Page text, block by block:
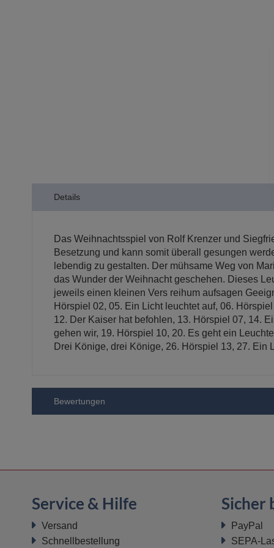
Details
Das Weihnachtsspiel von Rolf Krenzer und
Besetzung und kann somit überall gesungen
lebendig zu gestalten. Der mühsame Weg von
das Wunder der Weihnacht geschehen. Dieses
jeweils einen kleinen Vers reihum aufsagen
Hörspiel 02, 05. Ein Licht leuchtet auf, 06.
12. Der Kaiser hat befohlen, 13. Hörspiel 07, 14.
gehen wir, 19. Hörspiel 10, 20. Es geht ein
Drei Könige, drei Könige, 26. Hörspiel 13, 27. Ein
Bewertungen
Service & Hilfe
Versand
Schnellbestellung
Sicher
PayPal
SEPA-